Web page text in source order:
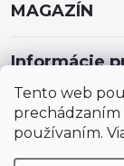
Tento web
prechádzaním
používaním.
MAGAZÍN
Informácie